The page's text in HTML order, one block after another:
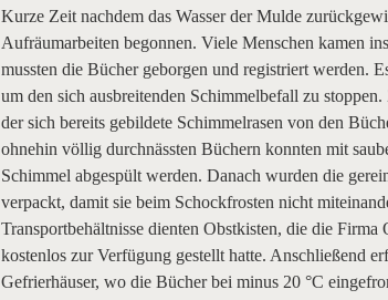
Kurze Zeit nachdem das Wasser der Mulde
Aufräumarbeiten begonnen. Viele Menschen kamen
mussten die Bücher geborgen und registriert werden.
um den sich ausbreitenden Schimmelbefall zu
der sich bereits gebildete Schimmelrasen von den
ohnehin völlig durchnässten Büchern konnten mit
Schimmel abgespült werden. Danach wurden die
verpackt, damit sie beim Schockfrosten nicht
Transportbehältnisse dienten Obstkisten, die die
kostenlos zur Verfügung gestellt hatte. Anschließend
Gefrierhäuser, wo die Bücher bei minus 20 °C